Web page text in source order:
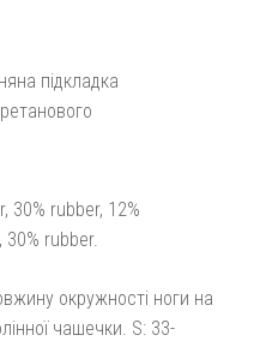
підкладка
30% rubber, 12%
30% rubber.
окружності ноги на
чашечки. S: 33-